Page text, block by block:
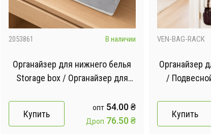
2053861 В наличии
Органайзер для нижнего белья
Storage box / Органайзер для
Купить
опт 54.00 ₴
Дроп 76.50 ₴
VEN-BAG-RACK
Органайзер
/
Купить